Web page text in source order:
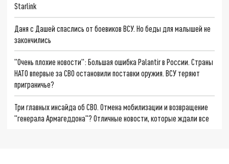
Starlink
Даня с Дашей спаслись от боевиков ВСУ. Но беды для малышей не
закончились
"Очень плохие новости": Большая ошибка Palantir в России. Страны
НАТО впервые за СВО остановили поставки оружия. ВСУ теряют
приграничье?
Три главных инсайда об СВО. Отмена мобилизации и возвращение
"генерала Армагеддона"? Отличные новости, которые ждали все